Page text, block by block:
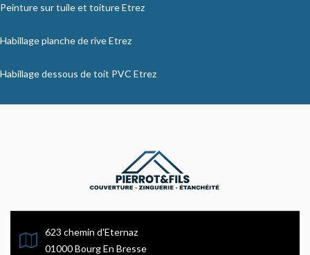
Peinture sur tuile et toiture Etrez
Habillage planche de rive Etrez
Habillage dessous de toit PVC Etrez
623 chemin d'Eternaz
01000 Bourg En Bresse